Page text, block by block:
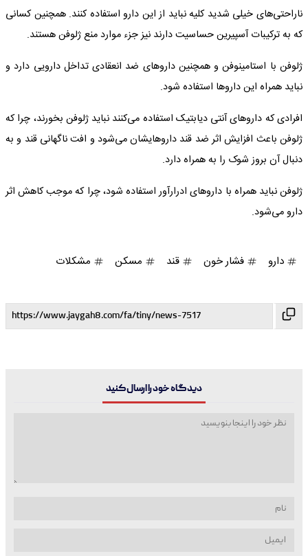
ناراحتی‌های خیلی شدید کلیه نباید از این دارو استفاده کنند. همچنین کسانی
که به ترکیبات آسپیرین حساسیت دارند نیز جزء موارد منع ژلوفن هستند.
ژلوفن با استامینوفن و همچنین داروهای ضد انعقادی تداخل دارویی دارد و
نباید همراه این داروها استفاده شود.
افرادی که داروهای آنتی دیابتیک استفاده می‌کنند نباید ژلوفن بخورند، چرا که
ژلوفن باعث افزایش اثر ضد قند داروهایشان می‌شود و افت ناگهانی قند و به
دنبال آن بروز شوک را به همراه دارد.
ژلوفن نباید همراه با داروهای ادرارآور استفاده شود، چرا که موجب کاهش اثر
دارو می‌شود.
دارو فشار خون قند مسکن مشکلات
دیدگاه خود را ارسال کنید